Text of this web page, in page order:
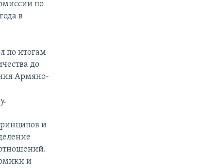
по
в
по итогам
до
Армяно-
и
и